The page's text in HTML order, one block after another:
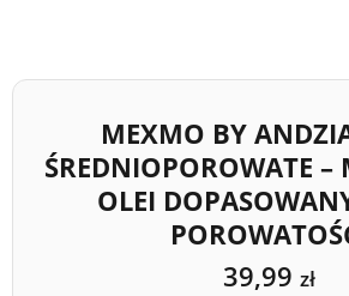
MEXMO BY
ŚREDNIOPOROWATE –
OLEI
39,99 zł